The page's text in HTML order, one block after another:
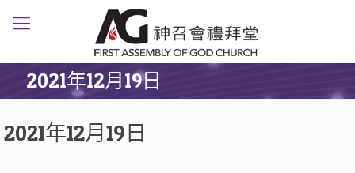
2021年12月19日
2021年12月19日